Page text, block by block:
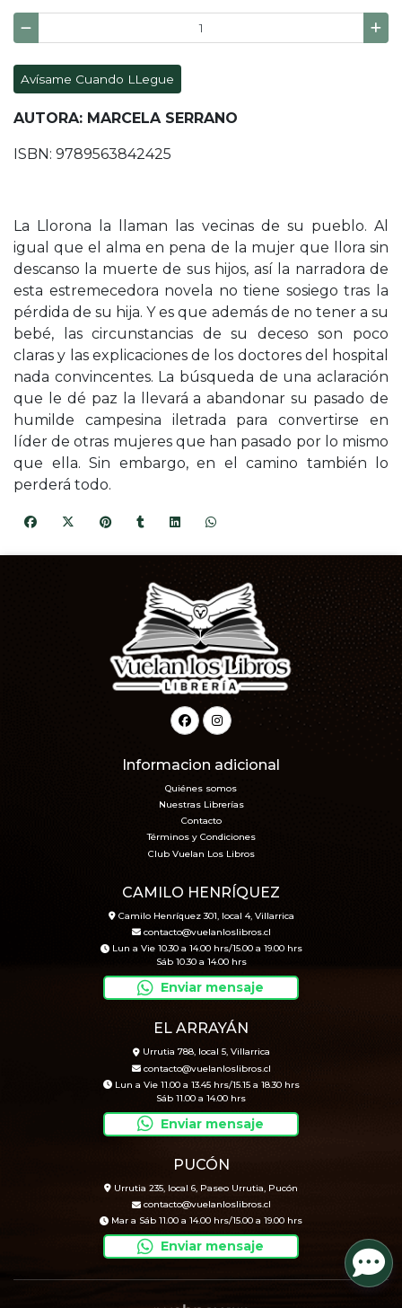
Avísame Cuando LLegue
AUTORA: MARCELA SERRANO
ISBN: 9789563842425
La Llorona la llaman las vecinas de su pueblo. Al
igual que el alma en pena de la mujer que llora sin
descanso la muerte de sus hijos, así la narradora de
esta estremecedora novela no tiene sosiego tras la
pérdida de su hija. Y es que además de no tener a su
bebé, las circunstancias de su deceso son poco
claras y las explicaciones de los doctores del hospital
nada convincentes. La búsqueda de una aclaración
que le dé paz la llevará a abandonar su pasado de
humilde campesina iletrada para convertirse en
líder de otras mujeres que han pasado por lo mismo
que ella. Sin embargo, en el camino también lo
perderá todo.
Informacion adicional
Quiénes somos
Nuestras Librerías
Contacto
Términos y Condiciones
Club Vuelan Los Libros
CAMILO HENRÍQUEZ
Camilo Henríquez 301, local 4, Villarrica
contacto@vuelanloslibros.cl
Lun a Vie 10.30 a 14.00 hrs/15.00 a 19.00 hrs
Sáb 10.30 a 14.00 hrs
Enviar mensaje
EL ARRAYÁN
Urrutia 788, local 5, Villarrica
contacto@vuelanloslibros.cl
Lun a Vie 11.00 a 13.45 hrs/15.15 a 18.30 hrs
Sáb 11.00 a 14.00 hrs
Enviar mensaje
PUCÓN
Urrutia 235, local 6, Paseo Urrutia, Pucón
contacto@vuelanloslibros.cl
Mar a Sáb 11.00 a 14.00 hrs/15.00 a 19.00 hrs
Enviar mensaje